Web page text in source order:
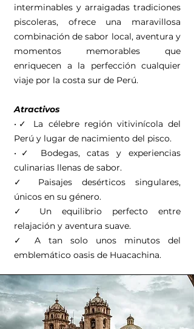
interminables y arraigadas tradiciones
piscoleras, ofrece una maravillosa
combinación de sabor local, aventura y
momentos memorables que
enriquecen a la perfección cualquier
viaje por la costa sur de Perú.
Atractivos
•✓ La célebre región vitivinícola del
Perú y lugar de nacimiento del pisco.
•✓ Bodegas, catas y experiencias
culinarias llenas de sabor.
✓ Paisajes desérticos singulares,
únicos en su género.
✓ Un equilibrio perfecto entre
relajación y aventura suave.
✓ A tan solo unos minutos del
emblemático oasis de Huacachina.